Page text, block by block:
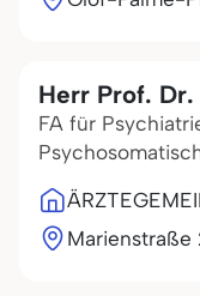
Herr Prof.
FA für